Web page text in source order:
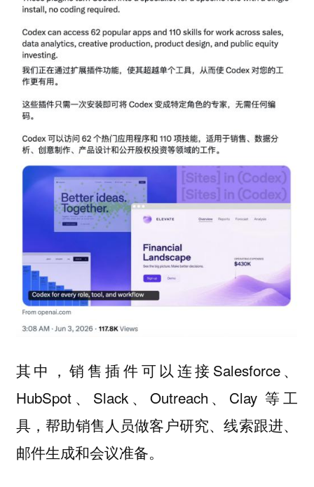
其中，销售插件可以连接Salesforce、
HubSpot、Slack、Outreach、Clay 等工
具，帮助销售人员做客户研究、线索跟进、
邮件生成和会议准备。